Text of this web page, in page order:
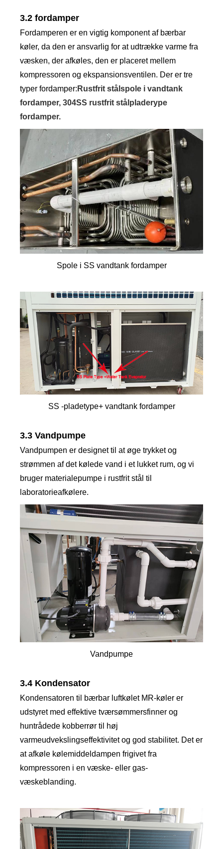
3.2 fordamper
Fordamperen er en vigtig komponent af bærbar
køler, da den er ansvarlig for at udtrække varme fra
væsken, der afkøles, den er placeret mellem
kompressoren og ekspansionsventilen. Der er tre
typer fordamper: Rustfrit stålspole i vandtank
fordamper, 304SS rustfrit stålpladerype
fordamper.
Spole i SS vandtank fordamper
SS -pladetype+ vandtank fordamper
3.3 Vandpumpe
Vandpumpen er designet til at øge trykket og
strømmen af ​​det kølede vand i et lukket rum, og vi
bruger materialepumpe i rustfrit stål til
laboratorieafkølere.
Vandpumpe
3.4 Kondensator
Kondensatoren til bærbar luftkølet MR-køler er
udstyret med effektive tværsømmersfinner og
huntrådede kobberrør til høj
varmeudvekslingseffektivitet og god stabilitet. Det er
at afkøle kølemiddeldampen frigivet fra
kompressoren i en væske- eller gas-
væskeblanding.